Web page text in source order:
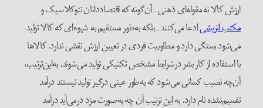
ارزش کالا نه مقوله‌ای ذهنی ـ آن‌گونه که اقتصاددانان نئوکلاسیک و
مکتب اتریشیادعا می‌کنند ـ بلکه به‌طور مستقیم به شیوه‌ای که کالا تولید
می‌شود بستگی دارد و مطلوبیت فردی در تعیین ارزش نقشی ندارد. کالاها
با استفاده از کار بشر درشرایط مشخص تکنیکی تولید می‌شوند. به‌این‌ترتیب،
آن‌چه نصیب کسانی می‌شود که به‌طور عینی درگیر تولید نیستند درآمد
تقسیم‌نشده نام دارد. به این ترتیب آن چه به‌صورت مزد درمی‌آید درآمد